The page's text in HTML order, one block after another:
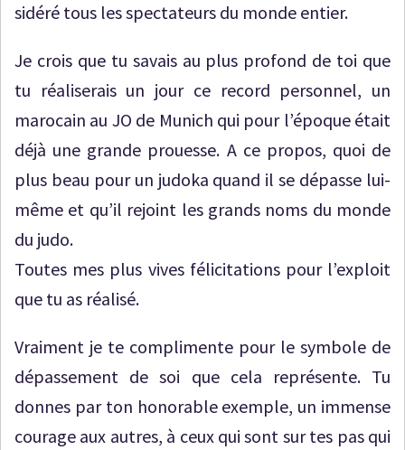
sidéré tous les spectateurs du monde entier.
Je crois que tu savais au plus profond de toi que
tu réaliserais un jour ce record personnel, un
marocain au JO de Munich qui pour l’époque était
déjà une grande prouesse. A ce propos, quoi de
plus beau pour un judoka quand il se dépasse lui-
même et qu’il rejoint les grands noms du monde
du judo.
Toutes mes plus vives félicitations pour l’exploit
que tu as réalisé.
Vraiment je te complimente pour le symbole de
dépassement de soi que cela représente. Tu
donnes par ton honorable exemple, un immense
courage aux autres, à ceux qui sont sur tes pas qui